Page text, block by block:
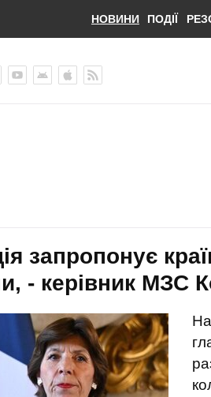
НОВИНИ ПОДІЇ
запропонує
- керівник МЗС
На